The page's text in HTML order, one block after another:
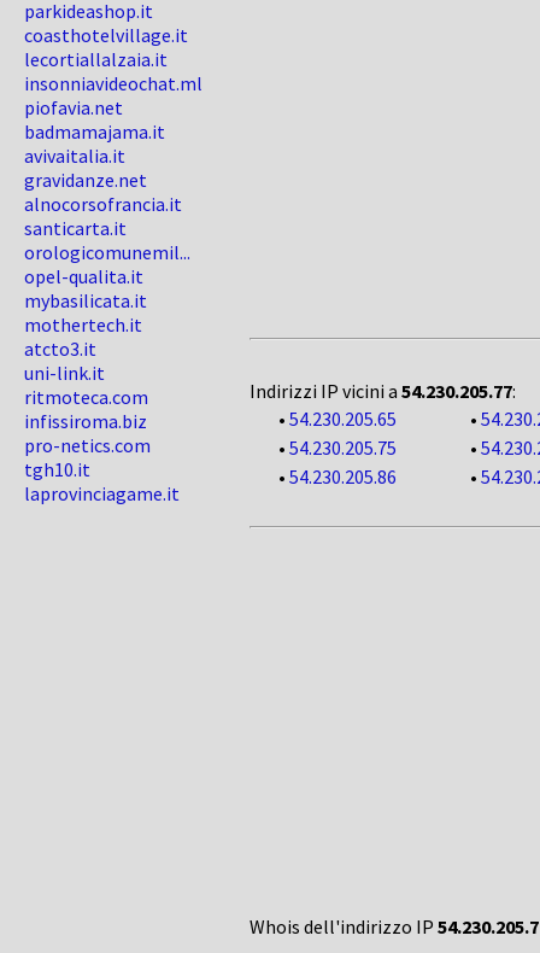
parkideashop.it
coasthotelvillage.it
lecortiallalzaia.it
insonniavideochat.ml
piofavia.net
badmamajama.it
avivaitalia.it
gravidanze.net
alnocorsofrancia.it
santicarta.it
orologicomunemil...
opel-qualita.it
mybasilicata.it
mothertech.it
atcto3.it
uni-link.it
ritmoteca.com
infissiroma.biz
pro-netics.com
tgh10.it
laprovinciagame.it
Indirizzi IP vicini a 54.230.205.77:
• 54.230.205.65 •
• 54.230.205.75 •
• 54.230.205.86 •
Whois dell'indirizzo IP